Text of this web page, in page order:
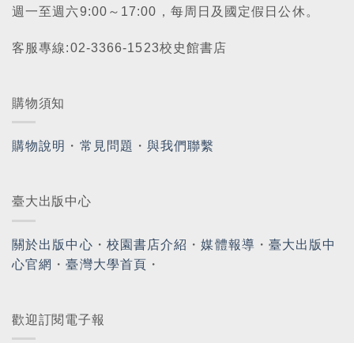
週一至週六9:00～17:00，每周日及國定假日公休。
客服專線:02-3366-1523校史館書店
購物須知
購物說明 ・ 常見問題 ・與我們聯繫
臺大出版中心
關於出版中心 ・ 校園書店介紹 ・媒體報導 ・ 臺大出版中
心官網 ・臺灣大學首頁 ・
歡迎訂閱電子報